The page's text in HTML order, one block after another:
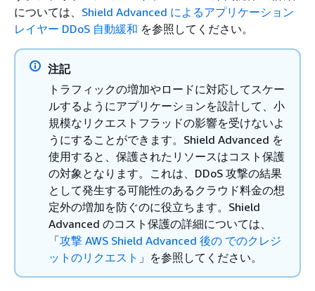
については、 Shield Advanced によるアプリケーション
レイヤー DDoS 自動緩和 を参照してください。
注記
トラフィックの増加やロードに対応してスケー
ルするようにアプリケーションを設計して、小
規模なリクエストフラッドの影響を受けないよ
うにすることができます。Shield Advanced を
使用すると、保護されたリソースはコスト保護
の対象となります。これは、DDoS 攻撃の結果
として発生する可能性のあるクラウド料金の想
定外の増加を防ぐのに役立ちます。Shield
Advanced のコスト保護の詳細については、
「攻撃 AWS Shield Advanced 後の でのクレジ
ットのリクエスト 」を参照してください。